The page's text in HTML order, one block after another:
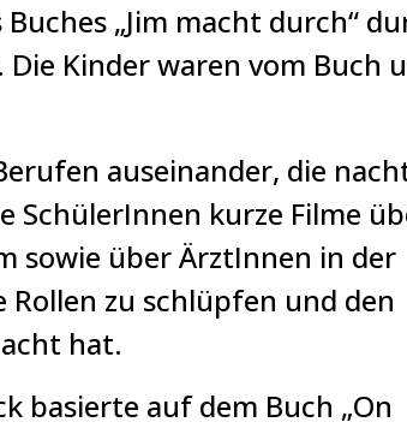
„Jim macht durch“
Kinder waren vom Buch
auseinander, die
SchülerInnen kurze Filme
sowie über ÄrztInnen in der
zu schlüpfen und den
hat.
basierte auf dem Buch „On